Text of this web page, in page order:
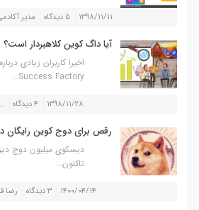
۱۳۹۸/۱۱/۱۱ ۵ دیدگاه مدیر
آیا داگ کوین کلاهبردار است؟
اخیرا کاربران زیادی
Success Factory...
۱۳۹۸/۱۱/۲۸ ۴ دیدگاه
رقص برای دوج کوین
دیسکوی میلیون دوج
تاکنون...
۱۴۰۰/۰۴/۱۴ ۳ دیدگاه رضا